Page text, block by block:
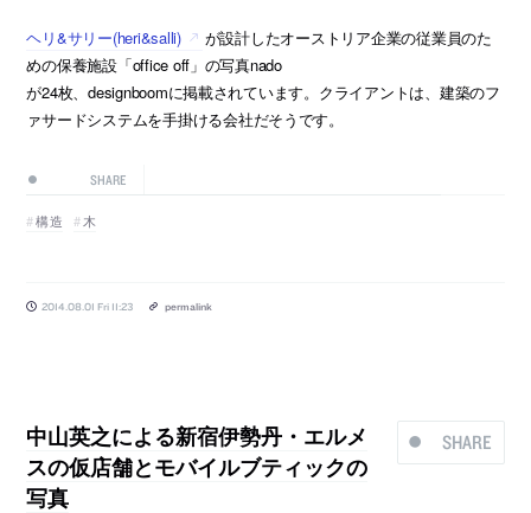
ヘリ&サリー(heri&salli)
が設計したオーストリア企業の従業員のた
めの保養施設「office off」の写真nado
が24枚、designboomに掲載されています。クライアントは、建築のフ
ァサードシステムを手掛ける会社だそうです。
SHARE
構造 木
2014.08.01 Fri 11:23 permalink
SHARE
中山英之による新宿伊勢丹・エルメ
スの仮店舗とモバイルブティックの
写真